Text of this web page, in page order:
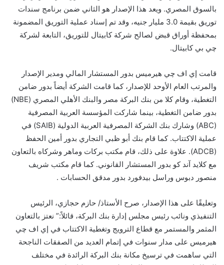
بالسوق المصري. ويعد هذا الإصدار هو الثاني ضمن برنامج سندات
توريق بقيمة 3.0 مليار جنيه، وقد تم إسناد عملية التوريق المضمونة
بمحفظة أوراق قبض لصالح شركة كابيتال للتوريق، التابعة لشركة
چي بي كابيتال.
قامت إي اف چي هيرميس بدور المستشار المالي ومدير الإصدار
والمرتب العام الأوحد للإصدار، كما قامت الشركة أيضاً بدور ضامن
التغطية، وقام كلا من بنك البركة مصر والبنك الأهلي المصري (NBE)
بدور ضامن التغطية، بينما شاركت المؤسسة العربية المصرفية
(ABC) وشارك بنك الشركة المصرفية العربية الدولية (SAIB) في
عملية الاكتتاب. كما قام بنك أبو ظبي التجاري بدور أمين الحفظ
(ADCB). علاوة على ذلك، قام مكتب بركات وماهر وشركاه بالتعاون
مع كلايد آند كو بدور المستشار القانوني. كما قام مكتب شريف
منصور دبوس وراسل بيدفورد بدور مدقق الحسابات .
وتعليقًا على هذا الإصدار، صرح الأستاذ/ حازم حجازي، الرئيس
التنفيذي ونائب رئيس مجلس إدارة بنك البركة، قائلاً:” نعتز بالتعاون
المثمر والمستمر مع قطاع الترويج وتغطية الاكتتاب في إي اف چي
هيرميس على مدار سنوات في إتمام العديد من الصفقات الناجحة
التي ساهمت في ترسيخ مكانة بنك البركة الرائدة في مختلف